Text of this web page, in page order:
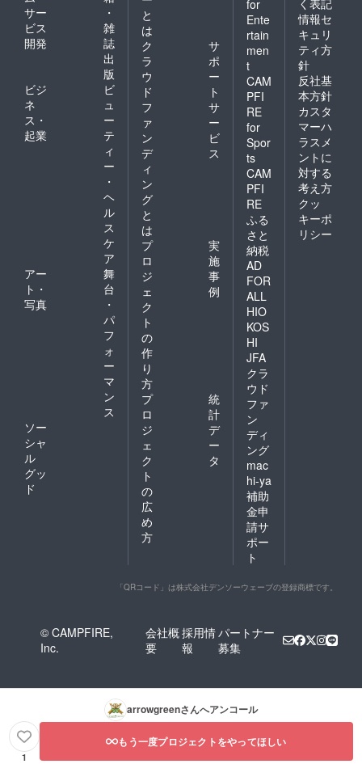
サー
ビス
開発
・
雑
誌
出
版
ビジ
ネ
ス・
起業
ビ
ュ
ー
テ
ィ
ー
・
ヘ
ル
ス
ケ
ア
アー
ト・
写真
舞
台
・
パ
フ
ォ
ー
マ
ン
ス
ソー
シャ
ル
グッ
ド
と
は
ク
ラ
ウ
ド
フ
ァ
ン
デ
ィ
ン
グ
と
は
サ
ポ
ー
ト
サ
ー
ビ
ス
プ
ロ
ジ
ェ
ク
ト
の
作
り
方
実
施
事
例
プ
ロ
ジ
ェ
ク
ト
の
広
め
方
統
計
デ
ー
タ
for
Ente
rtain
men
t
CAM
PFI
RE
for
Spor
ts
CAM
PFI
RE
ふる
さと
納税
AD
FOR
ALL
HIO
KOS
HI
JFA
クラ
ウド
ファ
ン
ディ
ング
mac
hi-ya
補助
金申
請サ
ポー
ト
情報セ
キュリ
ティ方
針
反社基
本方針
カスタ
マーハ
ラスメ
ントに
対する
考え方
クッ
キーポ
リシー
「QRコード」は株式会社デンソーウェーブの登録商標です。
© CAMPFIRE,
Inc.
会社概
要
採用情
報
パートナー
募集
arrowgreenさんへアンコール
1
もう一度プロジェクトをやってほしい